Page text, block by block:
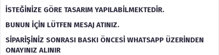
İSTEĞİNİZE GÖRE TASARIM YAPILABİLMEKTEDİR.
BUNUN İÇİN LÜTFEN MESAJ ATINIZ.
SİPARİŞİNİZ SONRASI BASKI ÖNCESİ WHATSAPP ÜZERİNDEN
ONAYINIZ ALINIR